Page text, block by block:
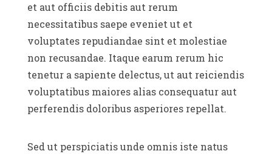
et aut officiis debitis aut rerum
necessitatibus saepe eveniet ut et
voluptates repudiandae sint et molestiae
non recusandae. Itaque earum rerum hic
tenetur a sapiente delectus, ut aut reiciendis
voluptatibus maiores alias consequatur aut
perferendis doloribus asperiores repellat.
Sed ut perspiciatis unde omnis iste natus